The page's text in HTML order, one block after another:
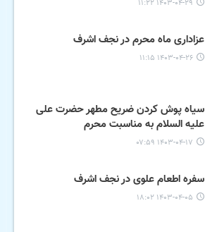
۱۴۰۳-۰۴-۲۹ ۱۱:۲۲
عزاداری ماه محرم در نجف اشرف
۱۴۰۳-۰۴-۲۶ ۱۱:۱۵
سیاه پوش کردن ضریح مطهر حضرت علی
علیه السلام به مناسبت محرم
۱۴۰۳-۰۴-۱۷ ۰۷:۵۹
سفره اطعام علوی در نجف اشرف
۱۴۰۳-۰۴-۰۵ ۱۸:۰۲